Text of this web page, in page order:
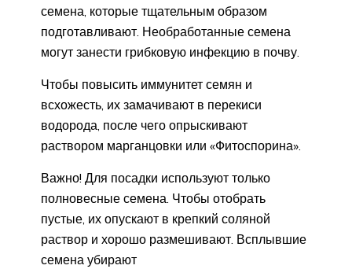
семена, которые тщательным образом
подготавливают. Необработанные семена
могут занести грибковую инфекцию в почву.
Чтобы повысить иммунитет семян и
всхожесть, их замачивают в перекиси
водорода, после чего опрыскивают
раствором марганцовки или «Фитоспорина».
Важно! Для посадки используют только
полновесные семена. Чтобы отобрать
пустые, их опускают в крепкий соляной
раствор и хорошо размешивают. Всплывшие
семена убирают